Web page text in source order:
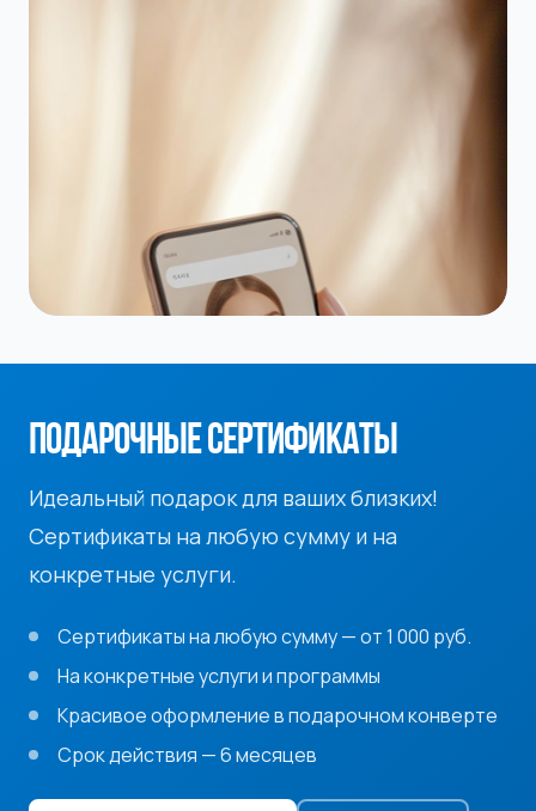
ПОДАРОЧНЫЕ СЕРТИФИКАТЫ
Идеальный подарок для ваших близких!
Сертификаты на любую сумму и на
конкретные услуги.
Сертификаты на любую сумму — от 1 000 руб.
На конкретные услуги и программы
Красивое оформление в подарочном конверте
Срок действия — 6 месяцев